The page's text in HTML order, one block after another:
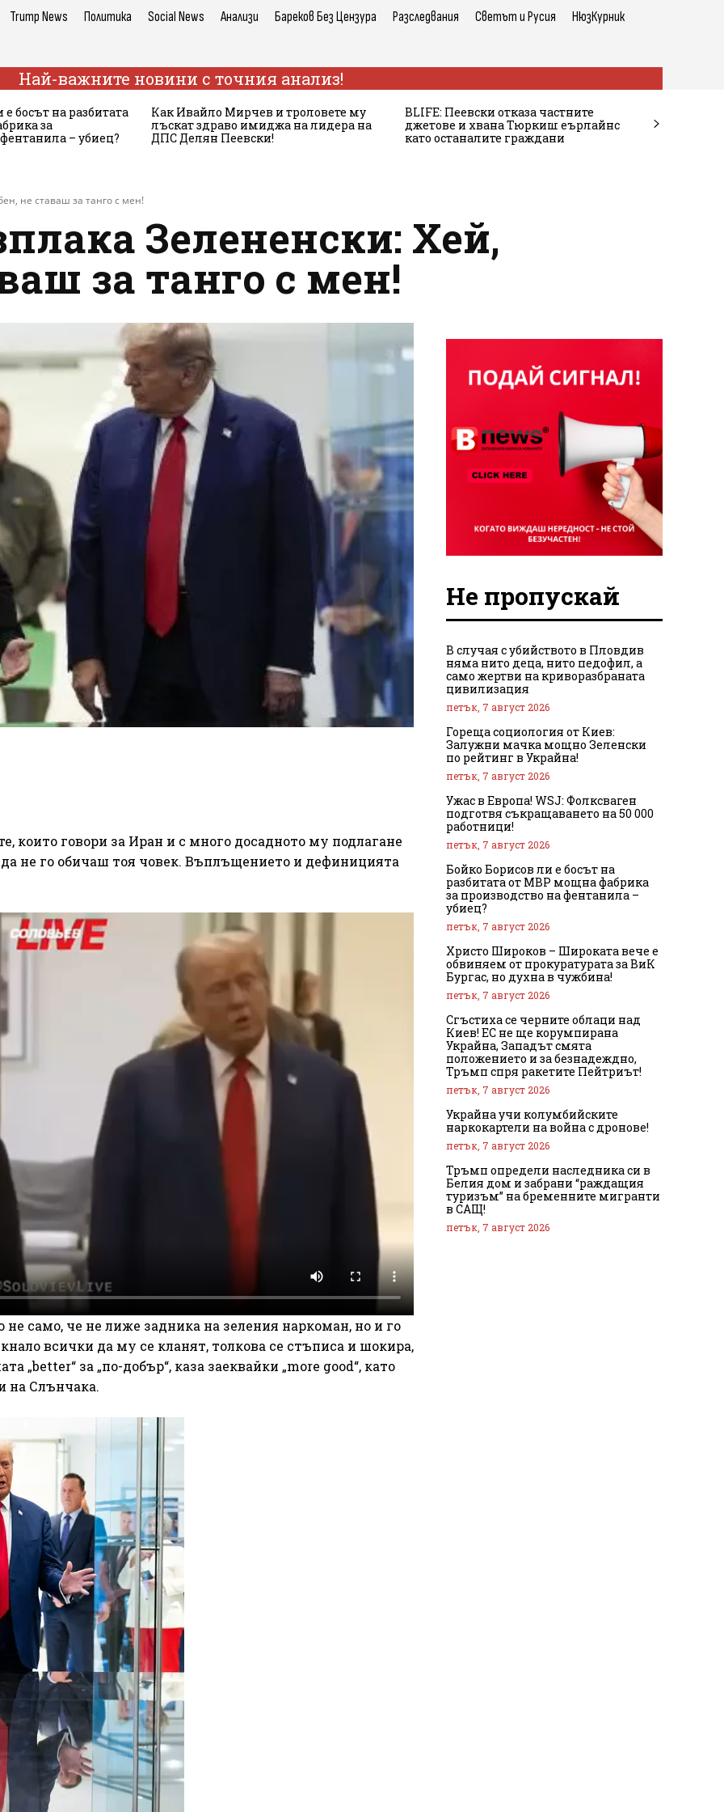
Trump News Политика Social News Анализи Бареков Без Цензура Разследвания Светът и Русия НюзКурник
Най-важните новини с точния анализ!
босът на разбитата
за
– убиец?
Как Ивайло Мирчев и троловете му
лъскат здраво имиджа на лидера на
ДПС Делян Пеевски!
BLIFE: Пеевски отказа частните
джетове и хвана Тюркиш еърлайнс
като останалите граждани
не ставаш за танго с мен!
Зелененски: Хей,
за танго с мен!
които говори за Иран и с много досадното му подлагане
не го обичаш тоя човек. Въплъщението и дефиницията
само, че не лиже задника на зеления наркоман, но и го
всички да му се кланят, толкова се стъписа и шокира,
„better“ за „по-добър“, каза заеквайки „more good“, като
на Слънчака.
Не пропускай
В случая с убийството в Пловдив
няма нито деца, нито педофил, а
само жертви на криворазбраната
цивилизация
петък, 7 август 2026
Гореща социология от Киев:
Залужни мачка мощно Зеленски
по рейтинг в Украйна!
петък, 7 август 2026
Ужас в Европа! WSJ: Фолксваген
подготвя съкращаването на 50 000
работници!
петък, 7 август 2026
Бойко Борисов ли е босът на
разбитата от МВР мощна фабрика
за производство на фентанила –
убиец?
петък, 7 август 2026
Христо Широков – Широката вече е
обвиняем от прокуратурата за ВиК
Бургас, но духна в чужбина!
петък, 7 август 2026
Сгъстиха се черните облаци над
Киев! ЕС не ще корумпирана
Украйна, Западът смята
положението и за безнадеждно,
Тръмп спря ракетите Пейтриът!
петък, 7 август 2026
Украйна учи колумбийските
наркокартели на война с дронове!
петък, 7 август 2026
Тръмп определи наследника си в
Белия дом и забрани “раждащия
туризъм” на бременните мигранти
в САЩ!
петък, 7 август 2026